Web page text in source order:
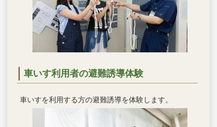
車いす利用者の避難誘導体験
車いすを利用する方の避難誘導を体験します。